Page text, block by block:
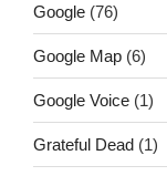
Google (76)
Google Map (6)
Google Voice (1)
Grateful Dead (1)